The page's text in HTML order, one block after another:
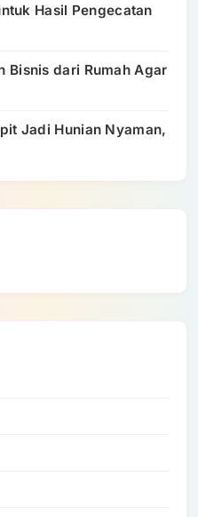
Hasil Pengecatan
Bisnis dari Rumah Agar
Jadi Hunian Nyaman,